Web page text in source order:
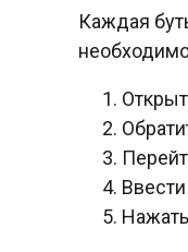
Каждая